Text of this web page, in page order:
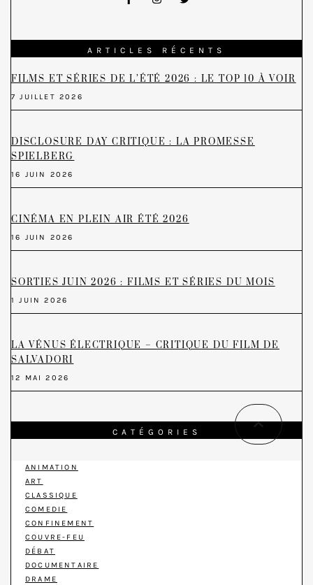
ARTICLES RÉCENTS
FILMS ET SÉRIES DE L’ÉTÉ 2026 : LE TOP 10 À VOIR
7 JUILLET 2026
DISCLOSURE DAY CRITIQUE : LA PROMESSE
SPIELBERG
16 JUIN 2026
CINÉMA EN PLEIN AIR ÉTÉ 2026
16 JUIN 2026
SORTIES JUIN 2026 : FILMS ET SÉRIES DU MOIS
1 JUIN 2026
LA VÉNUS ÉLECTRIQUE – CRITIQUE DU FILM DE
SALVADORI
12 MAI 2026
CATÉGORIES
ANIMATION
ART
CLASSIQUE
COMEDIE
CONFINEMENT
COUVRE-FEU
DÉBAT
DOCUMENTAIRE
DRAME